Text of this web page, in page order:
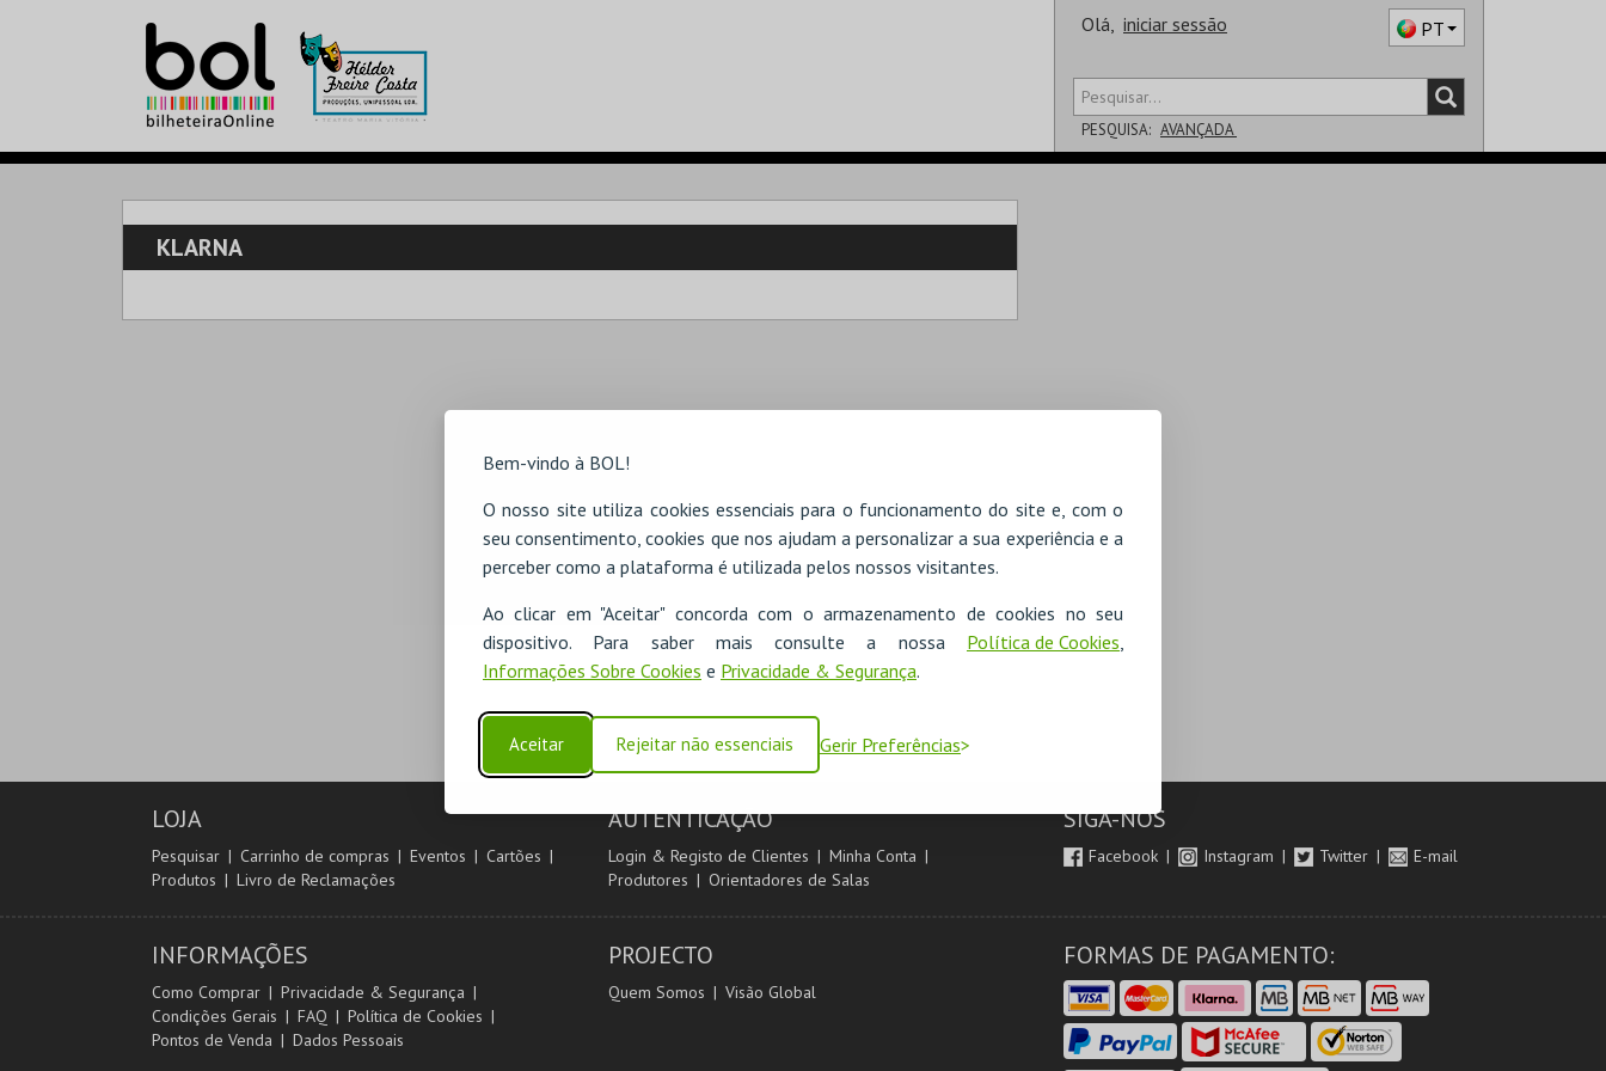
Bem-vindo à BOL!
O nosso site utiliza cookies essenciais para o funcionamento do site e, com o
seu consentimento, cookies que nos ajudam a personalizar a sua experiência e a
perceber como a plataforma é utilizada pelos nossos visitantes.
Ao clicar em "Aceitar" concorda com o armazenamento de cookies no seu
dispositivo. Para saber mais consulte a nossa Política de Cookies,
Informações Sobre Cookies e Privacidade & Segurança.
Aceitar Rejeitar não essenciais Gerir Preferências
Olá, iniciar sessão PT
PESQUISA: AVANÇADA
KLARNA
LOJA
Pesquisar Carrinho de compras Eventos
Cartões
Produtos
Livro de Reclamações
AUTENTICAÇÃO
Login & Registo de Clientes
Minha Conta
Produtores
Orientadores de Salas
SIGA-NOS
Facebook Instagram Twitter E-mail
INFORMAÇÕES
Como Comprar
Privacidade & Segurança
Condições Gerais
FAQ
Política de Cookies
Pontos de Venda
Dados Pessoais
PROJECTO
Quem Somos Visão Global
FORMAS DE PAGAMENTO: